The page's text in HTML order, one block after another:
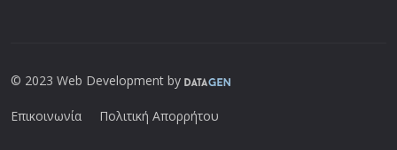
© 2023 Web Development by
Επικοινωνία Πολιτική Απορρήτου